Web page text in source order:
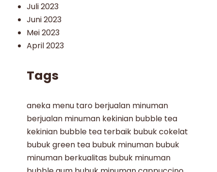
Juli 2023
Juni 2023
Mei 2023
April 2023
Tags
aneka menu taro berjualan minuman
berjualan minuman kekinian bubble tea
kekinian bubble tea terbaik bubuk cokelat
bubuk green tea bubuk minuman bubuk
minuman berkualitas bubuk minuman